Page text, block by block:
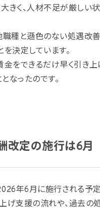
きく、人材不足が厳しい
職種と遜色のない処遇改
決定しています。
金をできるだけ早く引き
なったのです。
改定の施行は6月
年6月に施行される予定
げ支援の流れや、過去